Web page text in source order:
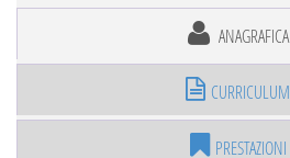
ANAGRAFICA
CURRICULUM
PRESTAZIONI